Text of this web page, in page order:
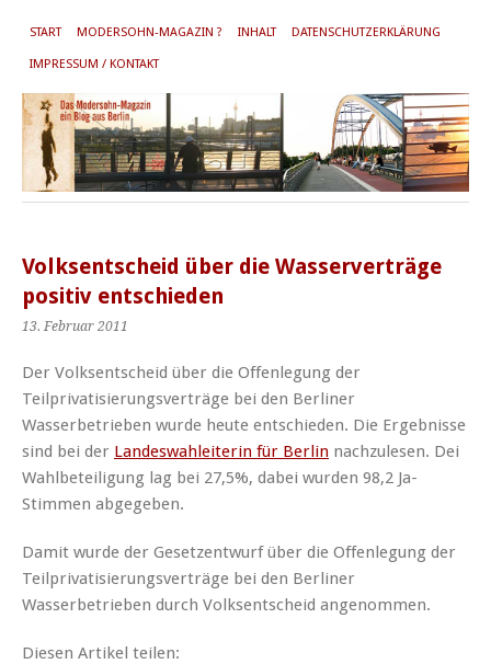
START MODERSOHN-MAGAZIN ? INHALT DATENSCHUTZERKLÄRUNG
IMPRESSUM / KONTAKT
Volksentscheid über die Wasserverträge
positiv entschieden
13. Februar 2011
Der Volksentscheid über die Offenlegung der
Teilprivatisierungsverträge bei den Berliner
Wasserbetrieben wurde heute entschieden. Die Ergebnisse
sind bei der Landeswahleiterin für Berlin nachzulesen. Dei
Wahlbeteiligung lag bei 27,5%, dabei wurden 98,2 Ja-
Stimmen abgegeben.
Damit wurde der Gesetzentwurf über die Offenlegung der
Teilprivatisierungsverträge bei den Berliner
Wasserbetrieben durch Volksentscheid angenommen.
Diesen Artikel teilen: